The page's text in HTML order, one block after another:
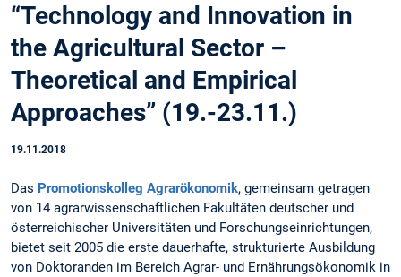
“Technology and Innovation in
the Agricultural Sector –
Theoretical and Empirical
Approaches” (19.-23.11.)
19.11.2018
Das Promotionskolleg Agrarökonomik, gemeinsam getragen
von 14 agrarwissenschaftlichen Fakultäten deutscher und
österreichischer Universitäten und Forschungseinrichtungen,
bietet seit 2005 die erste dauerhafte, strukturierte Ausbildung
von Doktoranden im Bereich Agrar- und Ernährungsökonomik in